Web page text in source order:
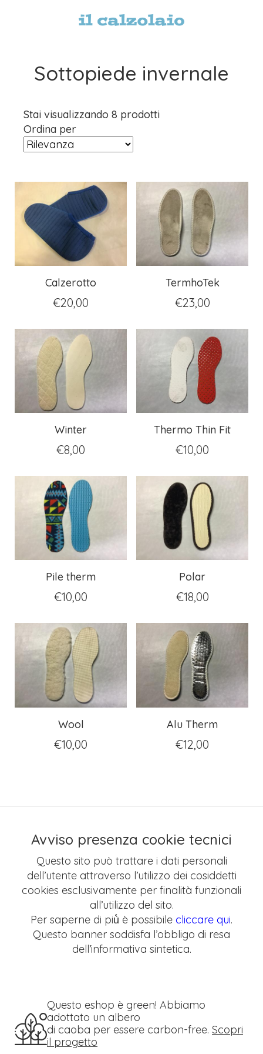
Sottopiede invernale
Stai visualizzando 8 prodotti
Ordina per
Calzerotto
€20,00
TermhoTek
€23,00
Winter
€8,00
Thermo Thin Fit
€10,00
Pile therm
€10,00
Polar
€18,00
Wool
€10,00
Alu Therm
€12,00
Avviso presenza cookie tecnici
Questo sito può trattare i dati personali
dell’utente attraverso l’utilizzo dei cosiddetti
cookies esclusivamente per finalità funzionali
all’utilizzo del sito.
Per saperne di più̀ è possibile cliccare qui.
Questo banner soddisfa l’obbligo di resa
dell’informativa sintetica.
Questo eshop è green! Abbiamo
adottato un albero
di caoba per essere carbon-free. Scopri
il progetto